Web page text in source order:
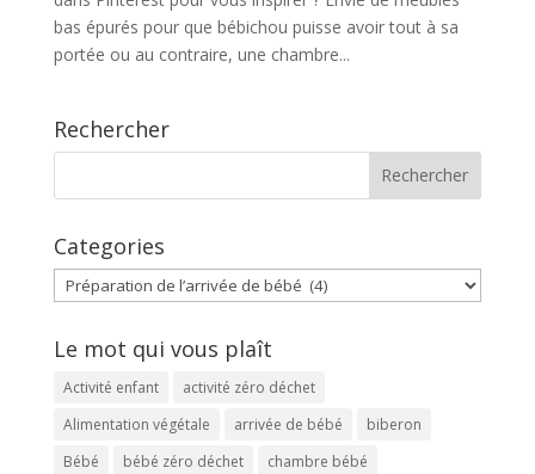
bas épurés pour que bébichou puisse avoir tout à sa
portée ou au contraire, une chambre...
Rechercher
Categories
Categories
Le mot qui vous plaît
Activité enfant
activité zéro déchet
Alimentation végétale
arrivée de bébé
biberon
Bébé
bébé zéro déchet chambre bébé